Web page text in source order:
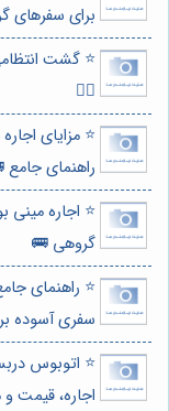
برای سفرهای
⭐️ گشت
👮‍♂️
⭐️ مزایای
راهنمای جامع
⭐️ اجاره
گروهی 🚌
⭐️ راهنمای
سفری آسوده
⭐️ اتوبوس
اجاره، قیمت